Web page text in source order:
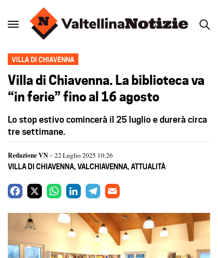
VILLA DI CHIAVENNA
Villa di Chiavenna. La biblioteca va
“in ferie” fino al 16 agosto
Lo stop estivo comincerà il 25 luglio e durerà circa
tre settimane.
Redazione VN– 22 Luglio 2025 10:26
VILLA DI CHIAVENNA, VALCHIAVENNA, ATTUALITÀ
b
a
s
n
k
e
l
e
a
i
l